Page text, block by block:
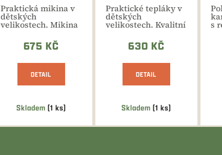
Skladem (1 ks)
Praktická mikina v
dětských
velikostech. Mikina
lesa, na...675 KČ
DETAIL
Skladem (1 ks)
Praktické tepláky v
dětských
velikostech. Kvalitní
elastanu,...
630 KČ
DETAIL
s